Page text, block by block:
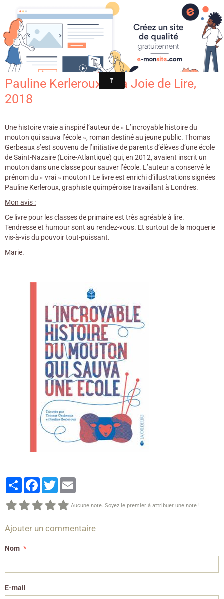
Croqu'livre
L’incroyable histoire du mouton qui
sauva une école / Thomas Gerbeaux &
Pauline Kerleroux. - La Joie de Lire,
2018
Une histoire vraie a inspiré l’auteur de « L’incroyable histoire du
mouton qui sauva l’école », roman destiné au jeune public. Thomas
Gerbeaux s’est souvenu de l’initiative de parents d’élèves d’une école
de Saint-Nazaire (Loire-Atlantique) qui, en 2012, avaient inscrit un
mouton dans une classe pour sauver l’école. L’auteur a conservé le
prénom du « vrai » mouton ! Le livre est enrichi d’illustrations signées
Pauline Kerleroux, graphiste quimpéroise travaillant à Londres.
Mon avis :
Ce livre pour les classes de primaire est très agréable à lire.
Tendresse et humour sont au rendez-vous. Et surtout de la moquerie
vis-à-vis du pouvoir tout-puissant.
Marie.
PartagerFacebook
Twitter
Aucune note. Soyez le premier à attribuer une note !
Ajouter un commentaire
Nom
E-mail